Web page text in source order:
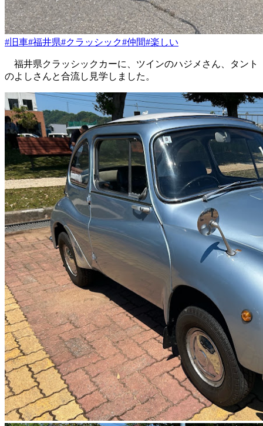
#旧車#福井県#クラッシック#仲間#楽しい
福井県クラッシックカーに、ツインのハジメさん、タント
のよしさんと合流し見学しました。